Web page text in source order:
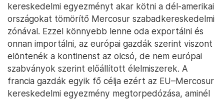
kereskedelmi egyezményt akar kötni a dél-amerikai
országokat tömörítő Mercosur szabadkereskedelmi
zónával. Ezzel könnyebb lenne oda exportálni és
onnan importálni, az európai gazdák szerint viszont
elöntenék a kontinenst az olcsó, de nem európai
szabványok szerint előállított élelmiszerek. A
francia gazdák egyik fő célja ezért az EU–Mercosur
kereskedelmi egyezmény megtorpedózása, aminél